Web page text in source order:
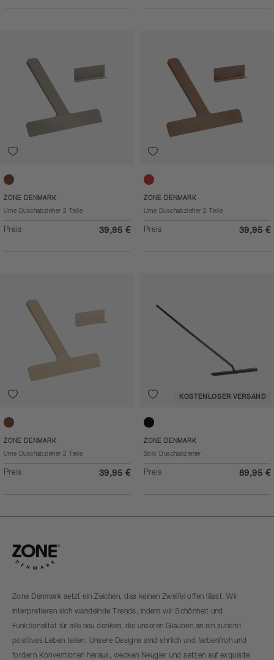
Taupe
ZONE DENMARK
Ume Duschabzieher 2 Teile
Preis 39,95 €
Terracotta
ZONE DENMARK
Ume Duschabzieher 2 Teile
Preis 39,95 €
Camel
ZONE DENMARK
Ume Duschabzieher 2 Teile
Preis 39,95 €
KOSTENLOSER VERSAND
Black
ZONE DENMARK
Solo Duschabzieher
Preis 89,95 €
Zone Denmark setzt ein Zeichen, das keinen Zweifel offen lässt. Wir
interpretieren sich wandelnde Trends, indem wir Schönheit und
Funktionalität für alle neu denken, die unseren Glauben an ein zutiefst
positives Leben teilen. Unsere Designs sind ehrlich und farbenfroh und
fordern Konventionen heraus, wecken Neugier und setzen auf exquisite